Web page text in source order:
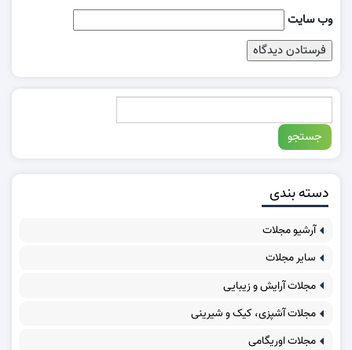
وب‌ سایت
دسته بندی
آرشیو مجلات
سایر مجلات
مجلات آرایش و زیبایی
مجلات آشپزی، کیک و شیرینی
مجلات اوریگامی